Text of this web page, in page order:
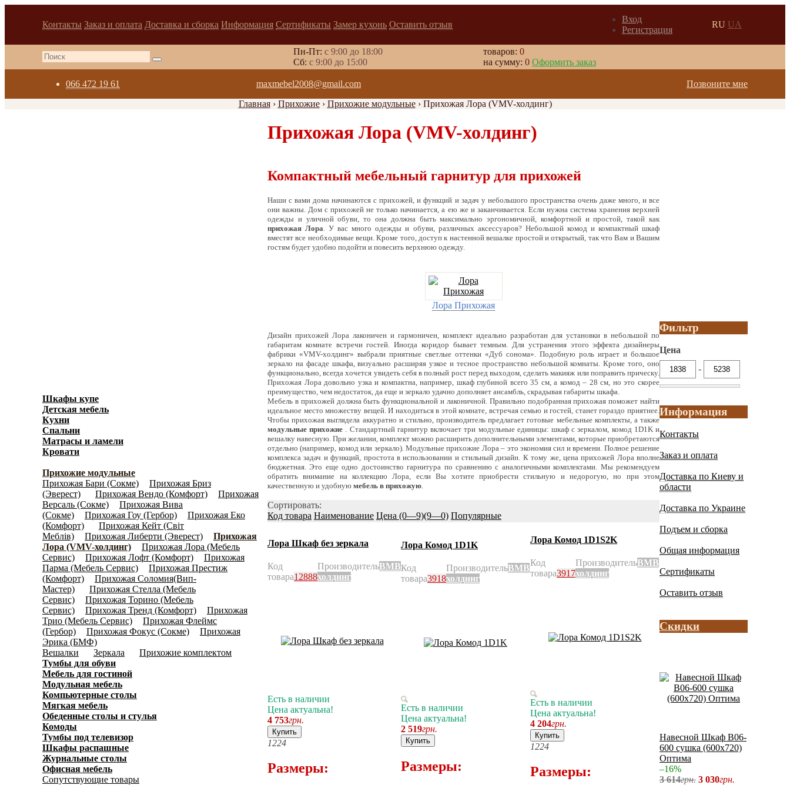
Контакты Заказ и оплата Доставка и сборка Информация Сертификаты Замер кухонь Оставить отзыв
Вход
Регистрация
RU UA
Пн-Пт: с 9:00 до 18:00
Cб: с 9:00 до 15:00
товаров: 0
на сумму: 0 Оформить заказ
066 472 19 61 maxmebel2008@gmail.com
Позвоните мне
Главная› Прихожие› Прихожие модульные› Прихожая Лора (VMV-холдинг)
Шкафы купе
Детская мебель
Кухни
Спальни
Матрасы и ламели
Кровати
Прихожие модульные
Прихожая Бари (Coкмe)
Прихожая Бриз
(Эверест)
Прихожая Вендо (Комфорт)
Прихожая
Версаль (Сокме)
Прихожая Вива
(Coкмe)
Прихожая Гоу (Гербор)
Прихожая Еко
(Комфорт)
Прихожая Кейт (Світ
Меблів)
Прихожая Либерти (Эверест)
Прихожая
Лора (VMV-холдинг)
Прихожая Лора (Мебель
Сервис)
Прихожая Лофт (Комфорт)
Прихожая
Парма (Мебель Сервис)
Прихожая Престиж
(Комфорт)
Прихожая Соломия(Вип-
Мастер)
Прихожая Стелла (Мебель
Сервис)
Прихожая Торино (Мебель
Сервис)
Прихожая Тренд (Комфорт)
Прихожая
Трио (Мебель Сервис)
Прихожая Флеймс
(Гербор)
Прихожая Фокус (Coкмe)
Прихожая
Эрика (БМФ)
Вешалки Зеркала Прихожие комплектом
Тумбы для обуви
Мебель для гостиной
Модульная мебель
Компьютерные столы
Мягкая мебель
Обеденные cтолы и стулья
Комоды
Тумбы под телевизор
Шкафы распашные
Журнальные столы
Офисная мебель
Сопутствующие товары
Прихожая Лора (VMV-холдинг)
Компактный мебельный гарнитур для прихожей
Наши с вами дома начинаются с прихожей, и функций и задач у небольшого пространства очень даже много, и все
они важны. Дом с прихожей не только начинается, а ею же и заканчивается. Если нужна система хранения верхней
одежды и уличной обуви, то она должна быть максимально эргономичной, комфортной и простой, такой как
прихожая Лора . У вас много одежды и обуви, различных аксессуаров? Небольшой комод и компактный шкаф
вместят все необходимые вещи. Кроме того, доступ к настенной вешалке простой и открытый, так что Вам и Вашим
гостям будет удобно подойти и повесить верхнюю одежду.
Лора Прихожая
Дизайн прихожей Лора лаконичен и гармоничен, комплект идеально разработан для установки в небольшой по
габаритам комнате встречи гостей. Иногда коридор бывает темным. Для устранения этого эффекта дизайнеры
фабрики «VMV-холдинг» выбрали приятные светлые оттенки «Дуб сонома». Подобную роль играет и большое
зеркало на фасаде шкафа, визуально расширяя узкое и тесное пространство небольшой комнаты. Кроме того, оно
функционально, всегда хочется увидеть себя в полный рост перед выходом, сделать макияж или поправить прическу.
Прихожая Лора довольно узка и компактна, например, шкаф глубиной всего 35 см, а комод – 28 см, но это скорее
преимущество, чем недостаток, да еще и зеркало удачно дополняет ансамбль, скрадывая габариты шкафа.
Мебель в прихожей должна быть функциональной и лаконичной. Правильно подобранная прихожая поможет найти
идеальное место множеству вещей. И находиться в этой комнате, встречая семью и гостей, станет гораздо приятнее.
Чтобы прихожая выглядела аккуратно и стильно, производитель предлагает готовые мебельные комплекты, а также
модульные прихожие
. Стандартный гарнитур включает три модульные единицы: шкаф с зеркалом, комод 1D1K и
вешалку навесную. При желании, комплект можно расширить дополнительными элементами, которые приобретаются
отдельно (например, комод или зеркало). Модульные прихожие Лора – это экономия сил и времени. Полное решение
комплекса задач и функций, простота в использовании и стильный дизайн. К тому же, цена прихожей Лора вполне
бюджетная. Это еще одно достоинство гарнитура по сравнению с аналогичными комплектами. Мы рекомендуем
обратить внимание на коллекцию Лора, если Вы хотите приобрести стильную и недорогую, но при этом
качественную и удобную мебель в прихожую
Сортировать:
Код товара Наименование Цена (0—9)(9—0) Популярные
Лора Шкаф без зеркала
Код
товара12888
ПроизводительВМВ
холдинг
Есть в наличии
Цена актуальна!
4 753грн.
Купить
1224
Размеры:
Лора Комод 1D1K
Код
товара3918
ПроизводительВМВ
холдинг
Есть в наличии
Цена актуальна!
2 519грн.
Купить
Размеры:
Лора Комод 1D1S2K
Код
товара3917
ПроизводительВМВ
холдинг
Есть в наличии
Цена актуальна!
4 204грн.
Купить
1224
Размеры:
Фильтр
Цена
-
Информация
Контакты
Заказ и оплата
Доставка по Киеву и
области
Доставка по Украине
Подъем и сборка
Общая информация
Сертификаты
Оставить отзыв
Скидки
Навесной Шкаф В06-
600 сушка (600x720)
Оптима
–16%
3 614грн. 3 030грн.